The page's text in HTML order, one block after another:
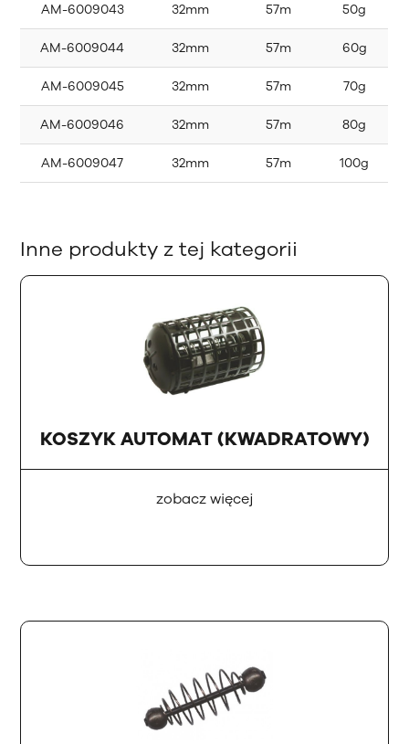
AM-6009043 32mm 57m 50g
AM-6009044 32mm 57m 60g
AM-6009045 32mm 57m 70g
AM-6009046 32mm 57m 80g
AM-6009047 32mm 57m 100g
Inne produkty z tej kategorii
KOSZYK AUTOMAT (KWADRATOWY)
zobacz więcej